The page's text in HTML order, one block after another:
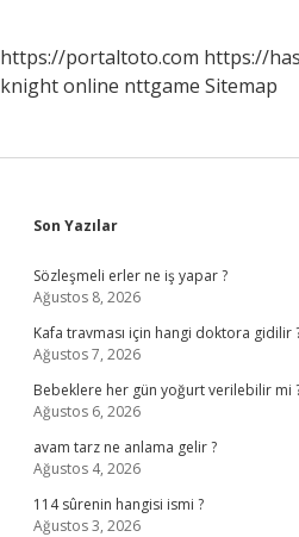
https://portaltoto.com https://
knight online nttgame Sitemap
Sidebar
Son Yazılar
Sözleşmeli erler ne iş yapar ?
Ağustos 8, 2026
Kafa travması için hangi doktora gidilir
Ağustos 7, 2026
Bebeklere her gün yoğurt verilebilir mi
Ağustos 6, 2026
avam tarz ne anlama gelir ?
Ağustos 4, 2026
114 sûrenin hangisi ismi ?
Ağustos 3, 2026